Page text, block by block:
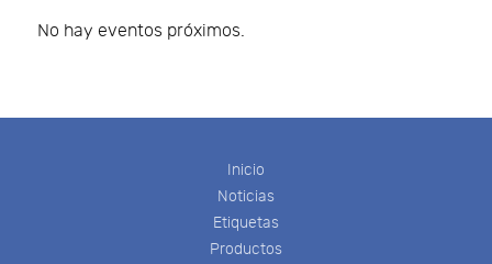
No hay eventos próximos.
Inicio
Noticias
Etiquetas
Productos